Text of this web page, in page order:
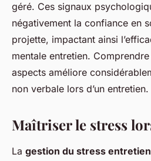
géré. Ces signaux
négativement la confiance en
projette, impactant ainsi
mentale entretien.
aspects améliore
non verbale lors d’un entretien.
Maîtriser le stress
La gestion du stress entretien